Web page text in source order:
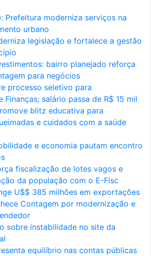
Prefeitura moderniza serviços na
urbano
legislação e fortalece a gestão
bairro planejado reforça
para negócios
processo seletivo para
Finanças; salário passa de R$ 15 mil
blitz educativa para
e cuidados com a saúde
e economia pautam encontro
fiscalização de lotes vagos e
da população com o E-Fisc
U$$ 385 milhões em exportações
Contagem por modernização e
sobre instabilidade no site da
equilíbrio nas contas públicas